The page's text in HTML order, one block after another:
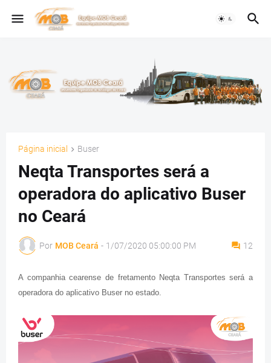
Página inicial Buser
Neqta Transportes será a
operadora do aplicativo Buser
no Ceará
Por MOB Ceará - 1/07/2020 05:00:00 PM 12
A companhia cearense de fretamento Neqta Transportes será a
operadora do aplicativo Buser no estado.